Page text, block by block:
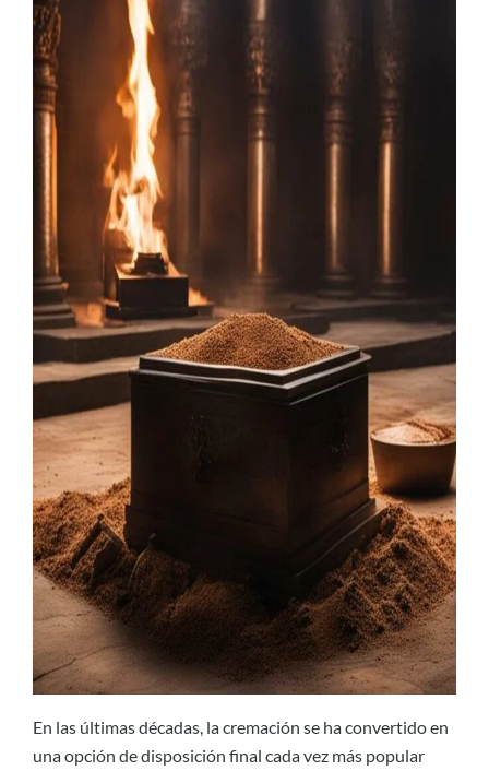
En las últimas décadas, la cremación se ha convertido en
una opción de disposición final cada vez más popular